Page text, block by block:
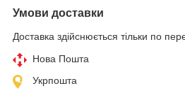
Умови доставки
Доставка здійснюється тільки по
Нова Пошта
Укрпошта